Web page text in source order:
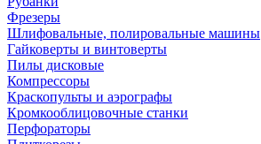
Фрезеры
Шлифовальные, полировальные машины
Гайковерты и винтоверты
Пилы дисковые
Компрессоры
Краскопульты и аэрографы
Кромкооблицовочные станки
Перфораторы